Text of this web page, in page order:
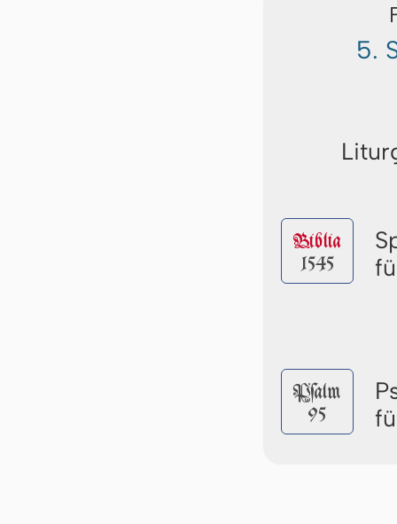
5.
Biblia
1545
Pſalm
95